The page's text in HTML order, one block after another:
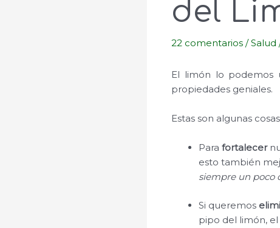
del
22 comentarios /Salud
El limón lo podemos
propiedades geniales.
Estas son algunas
Parafortalecer
esto también
siempre un poco
Si queremos
pipo del limón,